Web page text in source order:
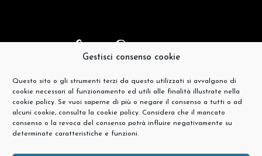
Gestisci consenso cookie
Questo sito o gli strumenti terzi da questo utilizzati si avvalgono di
cookie necessari al funzionamento ed utili alle finalità illustrate nella
cookie policy. Se vuoi saperne di più o negare il consenso a tutti o ad
alcuni cookie, consulta la cookie policy. Considera che il mancato
consenso o la revoca del consenso potrà influire negativamente su
determinate caratteristiche e funzioni.